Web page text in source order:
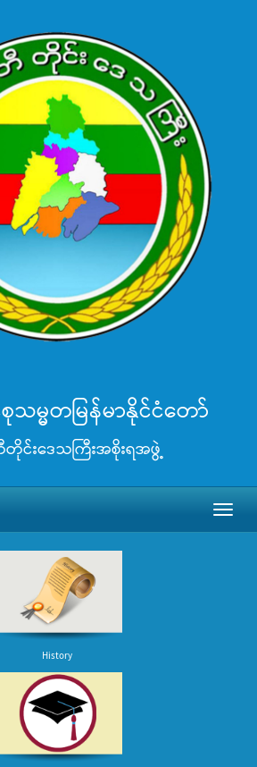
သမ္မတမြန်မာနိုင်ငံတော်
င်းဒေသကြီးအစိုးရအဖွဲ့
History